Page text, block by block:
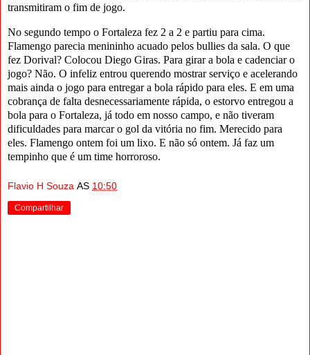
transmitiram o fim de jogo.
No segundo tempo o Fortaleza fez 2 a 2 e partiu para cima.
Flamengo parecia menininho acuado pelos bullies da sala. O que
fez Dorival? Colocou Diego Giras. Para girar a bola e cadenciar o
jogo? Não. O infeliz entrou querendo mostrar serviço e acelerando
mais ainda o jogo para entregar a bola rápido para eles. E em uma
cobrança de falta desnecessariamente rápida, o estorvo entregou a
bola para o Fortaleza, já todo em nosso campo, e não tiveram
dificuldades para marcar o gol da vitória no fim. Merecido para
eles. Flamengo ontem foi um lixo. E não só ontem. Já faz um
tempinho que é um time horroroso.
Flavio H Souza AS 10:50
Compartilhar